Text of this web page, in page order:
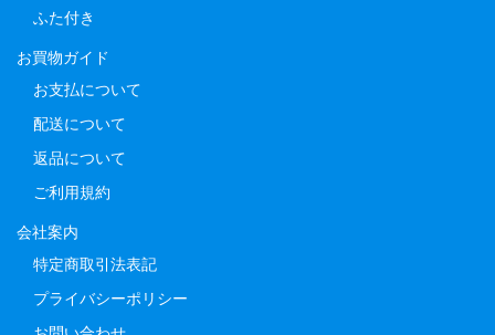
ふた付き
お買物ガイド
お支払について
配送について
返品について
ご利用規約
会社案内
特定商取引法表記
プライバシーポリシー